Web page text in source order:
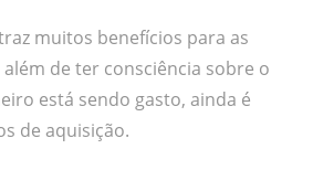
muitos benefícios para as
de ter consciência sobre o
está sendo gasto, ainda é
de aquisição.